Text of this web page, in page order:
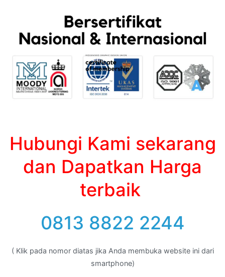
Hubungi Kami sekarang
dan Dapatkan Harga
terbaik
0813 8822 2244
( Klik pada nomor diatas jika Anda membuka website ini dari
smartphone)